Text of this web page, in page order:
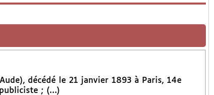
décédé le 21 janvier 1893 à Paris, 14e
; (…)